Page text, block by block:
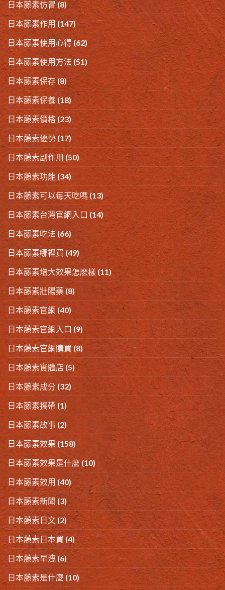
日本藤素仿冒 (8)
日本藤素作用(147)
日本藤素使用心得 (62)
日本藤素使用方法 (51)
日本藤素保存(8)
日本藤素保養(18)
日本藤素價格(23)
日本藤素優勢 (17)
日本藤素副作用 (50)
日本藤素功能 (34)
日本藤素可以每天吃嗎 (13)
日本藤素台灣官網入口 (14)
日本藤素吃法 (66)
日本藤素哪裡買 (49)
日本藤素增大效果怎麽樣 (11)
日本藤素壯陽藥(8)
日本藤素官網 (40)
日本藤素官網入口 (9)
日本藤素官網購買 (8)
日本藤素實體店 (5)
日本藤素成分 (32)
日本藤素攜帶 (1)
日本藤素故事(2)
日本藤素效果 (158)
日本藤素效果是什麼 (10)
日本藤素效用 (40)
日本藤素新聞 (3)
日本藤素日文 (2)
日本藤素日本買(4)
日本藤素早洩 (6)
日本藤素是什麼 (10)